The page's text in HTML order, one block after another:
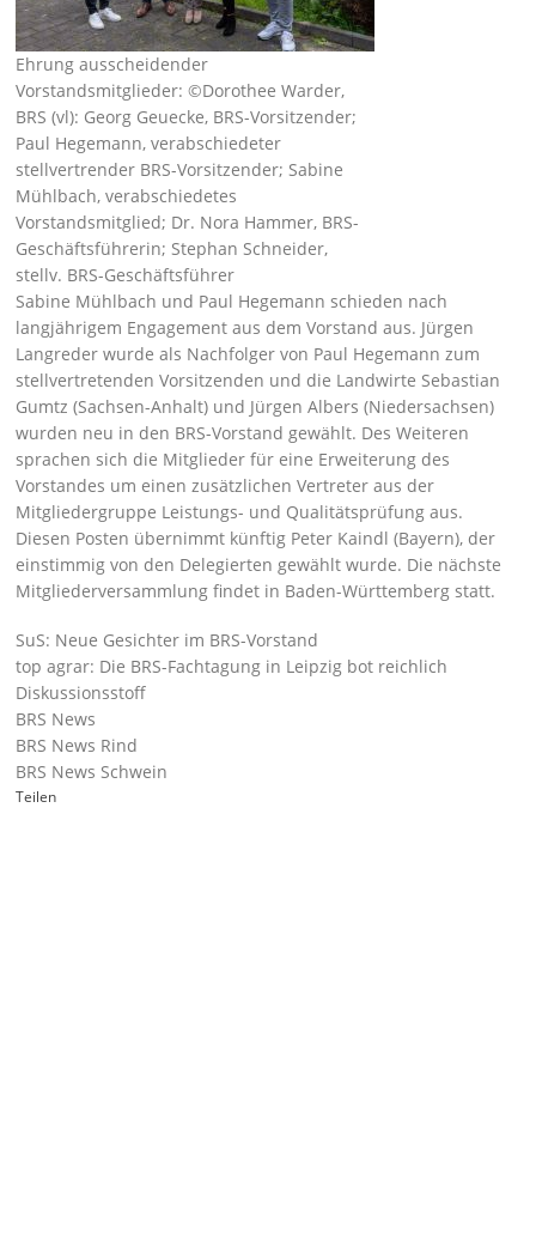
Ehrung ausscheidender
Vorstandsmitglieder: ©Dorothee Warder,
BRS (vl): Georg Geuecke, BRS-Vorsitzender;
Paul Hegemann, verabschiedeter
stellvertrender BRS-Vorsitzender; Sabine
Mühlbach, verabschiedetes
Vorstandsmitglied; Dr. Nora Hammer, BRS-
Geschäftsführerin; Stephan Schneider,
stellv. BRS-Geschäftsführer
Sabine Mühlbach und Paul Hegemann schieden nach
langjährigem Engagement aus dem Vorstand aus. Jürgen
Langreder wurde als Nachfolger von Paul Hegemann zum
stellvertretenden Vorsitzenden und die Landwirte Sebastian
Gumtz (Sachsen-Anhalt) und Jürgen Albers (Niedersachsen)
wurden neu in den BRS-Vorstand gewählt. Des Weiteren
sprachen sich die Mitglieder für eine Erweiterung des
Vorstandes um einen zusätzlichen Vertreter aus der
Mitgliedergruppe Leistungs- und Qualitätsprüfung aus.
Diesen Posten übernimmt künftig Peter Kaindl (Bayern), der
einstimmig von den Delegierten gewählt wurde. Die nächste
Mitgliederversammlung findet in Baden-Württemberg statt.
SuS: Neue Gesichter im BRS-Vorstand
top agrar: Die BRS-Fachtagung in Leipzig bot reichlich
Diskussionsstoff
BRS News
BRS News Rind
BRS News Schwein
Teilen